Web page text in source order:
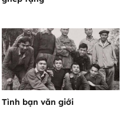
Tình bạn văn giới